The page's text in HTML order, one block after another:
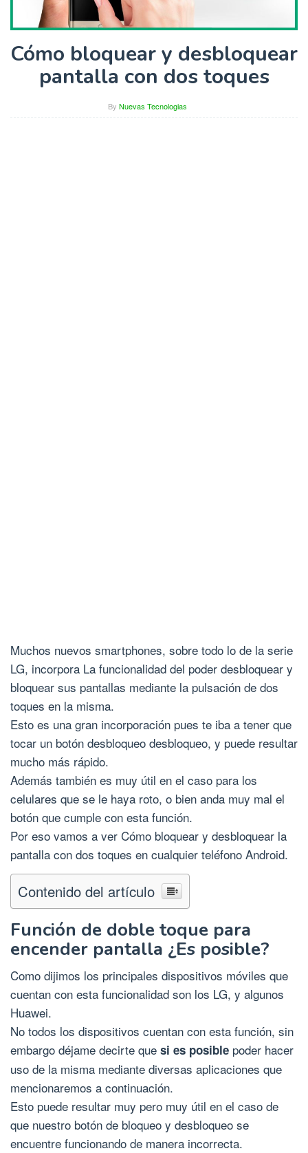
Cómo bloquear y desbloquear
pantalla con dos toques
By Nuevas Tecnologias
Muchos nuevos smartphones, sobre todo lo de la serie
LG, incorpora La funcionalidad del poder desbloquear y
bloquear sus pantallas mediante la pulsación de dos
toques en la misma.
Esto es una gran incorporación pues te iba a tener que
tocar un botón desbloqueo desbloqueo, y puede resultar
mucho más rápido.
Además también es muy útil en el caso para los
celulares que se le haya roto, o bien anda muy mal el
botón que cumple con esta función.
Por eso vamos a ver Cómo bloquear y desbloquear la
pantalla con dos toques en cualquier teléfono Android.
Contenido del artículo
Función de doble toque para
encender pantalla ¿Es posible?
Como dijimos los principales dispositivos móviles que
cuentan con esta funcionalidad son los LG, y algunos
Huawei.
No todos los dispositivos cuentan con esta función, sin
embargo déjame decirte que si es posible poder hacer
uso de la misma mediante diversas aplicaciones que
mencionaremos a continuación.
Esto puede resultar muy pero muy útil en el caso de
que nuestro botón de bloqueo y desbloqueo se
encuentre funcionando de manera incorrecta.